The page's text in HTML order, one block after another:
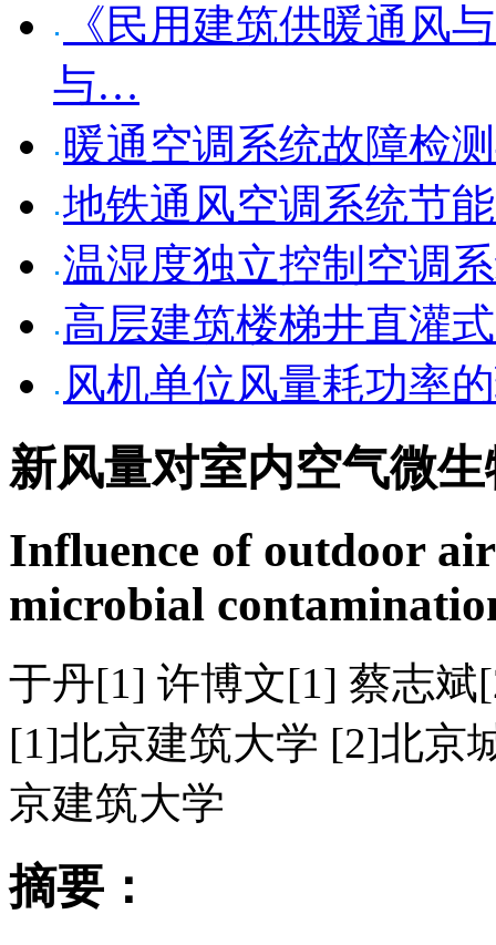
《民用建筑供暖通风
与…
暖通空调系统故障检
地铁通风空调系统节
温湿度独立控制空调
高层建筑楼梯井直灌
风机单位风量耗功率
新风量对室内空气微
Influence of outdoor
microbial
于丹[1] 许博文[1] 蔡志斌
[1]北京建筑大学 [2]北京
京建筑大学
摘要：